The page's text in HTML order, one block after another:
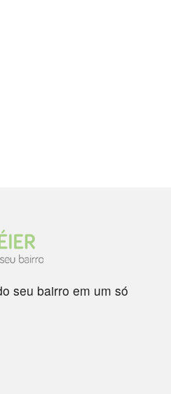
seu bairro em um só